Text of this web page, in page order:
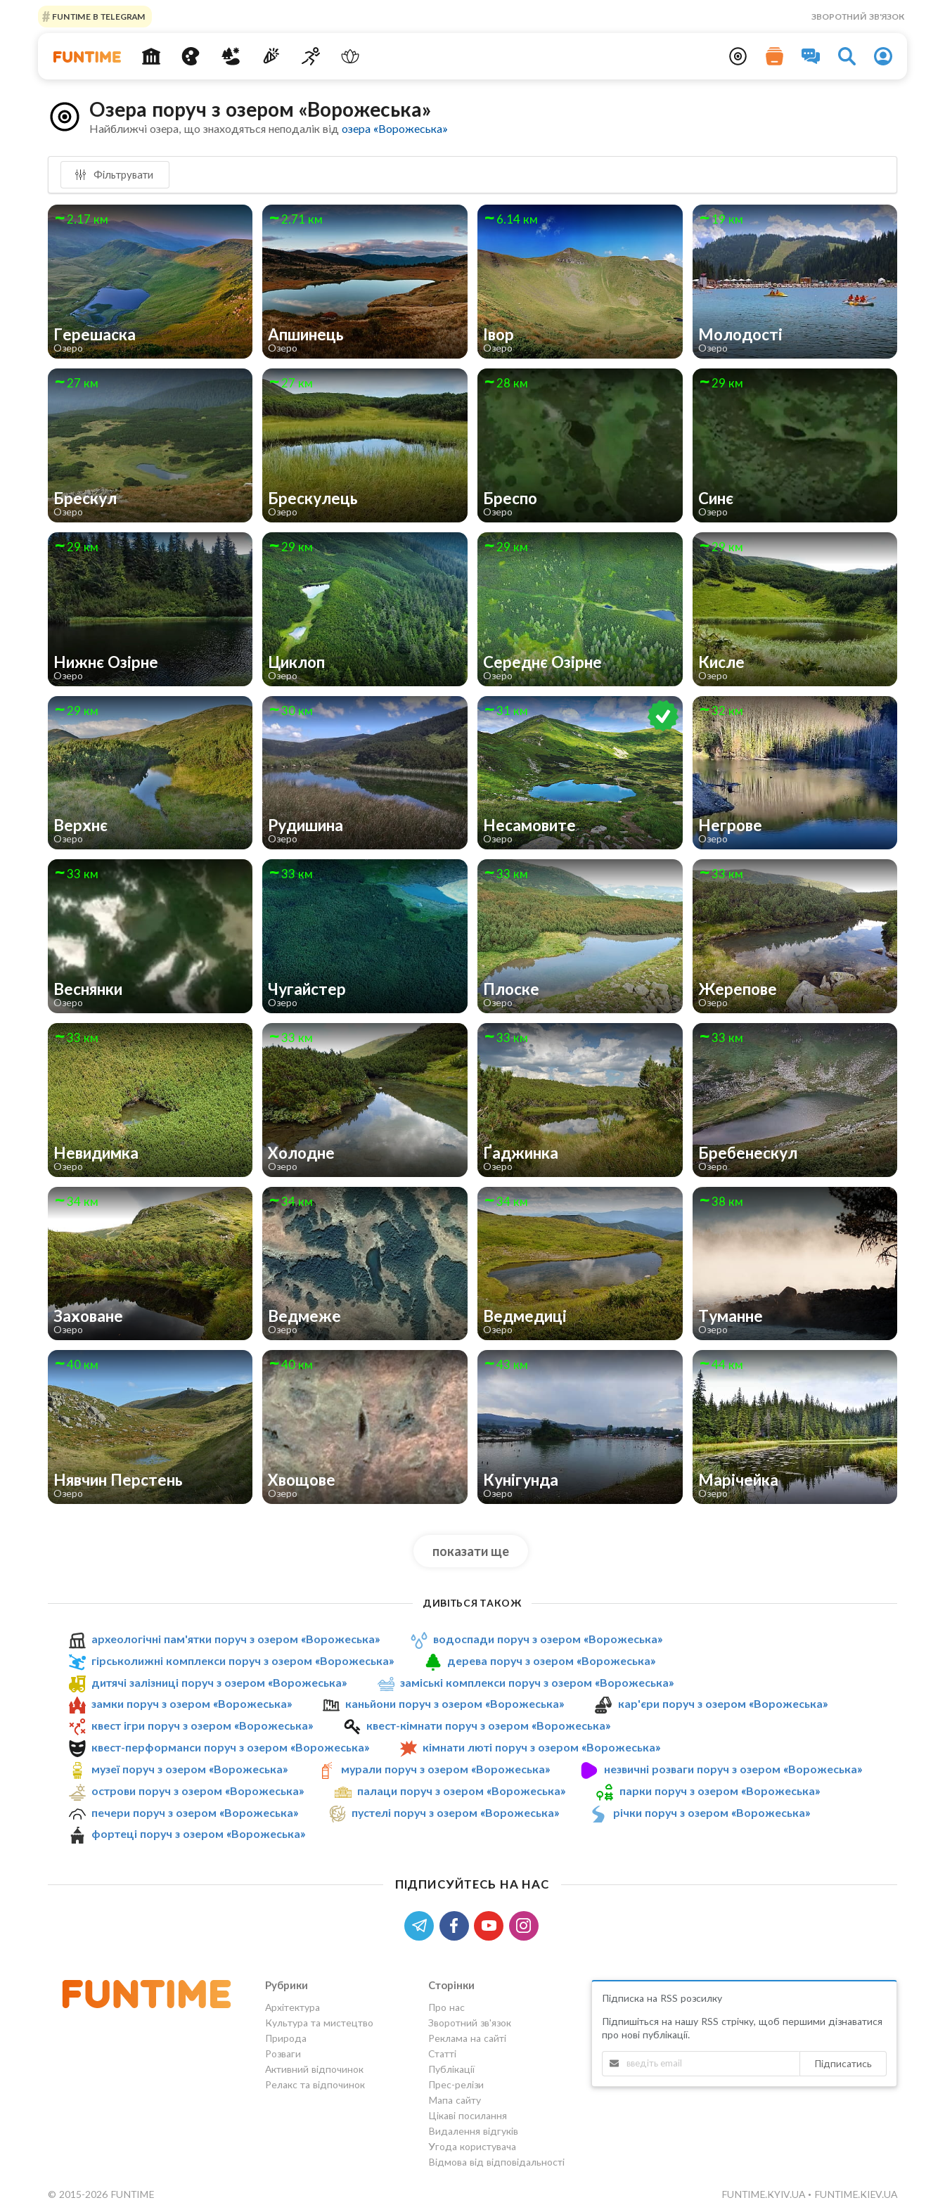
FUNTIME В TELEGRAM ЗВОРОТНИЙ ЗВ'ЯЗОК
Озера поруч з озером «Ворожеська»
Найближчі озера, що знаходяться неподалік відозера «Ворожеська»
Фільтрувати
2.17 км
Герешаска
Озеро
2.71 км
Апшинець
Озеро
6.14 км
Івор
Озеро
19 км
Молодості
Озеро
27 км
Брескул
Озеро
27 км
Брескулeць
Озеро
28 км
Бреспо
Озеро
29 км
Синє
Озеро
29 км
Нижнє Озірне
Озеро
29 км
Циклоп
Озеро
29 км
Середнє Озірне
Озеро
29 км
Кисле
Озеро
29 км
Верхнє
Озеро
30 км
Рудишина
Озеро
31 км
Несамовите
Озеро
32 км
Негрове
Озеро
33 км
Веснянки
Озеро
33 км
Чугайстер
Озеро
33 км
Плоске
Озеро
33 км
Жерепове
Озеро
33 км
Невидимка
Озеро
33 км
Холодне
Озеро
33 км
Ґаджинка
Озеро
33 км
Бребенескул
Озеро
34 км
Заховане
Озеро
34 км
Ведмеже
Озеро
34 км
Ведмедиці
Озеро
38 км
Туманне
Озеро
40 км
Нявчин Перстень
Озеро
40 км
Хвощове
Озеро
43 км
Кунігунда
Озеро
44 км
Марічейка
Озеро
показати ще
ДИВІТЬСЯ ТАКОЖ
археологічні пам'ятки поруч з озером «Ворожеська»
водоспади поруч з озером «Ворожеська»
гірськолижні комплекси поруч з озером «Ворожеська»
дерева поруч з озером «Ворожеська»
дитячі залізниці поруч з озером «Ворожеська»
заміські комплекси поруч з озером «Ворожеська»
замки поруч з озером «Ворожеська»
каньйони поруч з озером «Ворожеська»
кар'єри поруч з озером «Ворожеська»
квест ігри поруч з озером «Ворожеська»
квест-кімнати поруч з озером «Ворожеська»
квест-перформанси поруч з озером «Ворожеська»
кімнати люті поруч з озером «Ворожеська»
музеї поруч з озером «Ворожеська»
мурали поруч з озером «Ворожеська»
незвичні розваги поруч з озером «Ворожеська»
острови поруч з озером «Ворожеська»
палаци поруч з озером «Ворожеська»
парки поруч з озером «Ворожеська»
печери поруч з озером «Ворожеська»
пустелі поруч з озером «Ворожеська»
річки поруч з озером «Ворожеська»
фортеці поруч з озером «Ворожеська»
ПІДПИСУЙТЕСЬ НА НАС
Рубрики
Архітектура
Культура та мистецтво
Природа
Розваги
Активний відпочинок
Релакс та відпочинок
Сторінки
Про нас
Зворотний зв'язок
Реклама на сайті
Статті
Публікації
Прес-релізи
Мапа сайту
Цікаві посилання
Видалення відгуків
Угода користувача
Відмова від відповідальності
Підписка на RSS розсилку
Підпишіться на нашу RSS стрічку, щоб першими дізнаватися
про нові публікації.
Підписатись
© 2015-2026 FUNTIME FUNTIME.KYIV.UA • FUNTIME.KIEV.UA